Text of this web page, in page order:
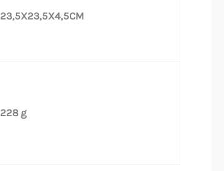
23,5X23,5X4,5CM
228 g